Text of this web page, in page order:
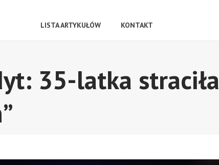
LISTA ARTYKUŁÓW KONTAKT
35-latka straciła